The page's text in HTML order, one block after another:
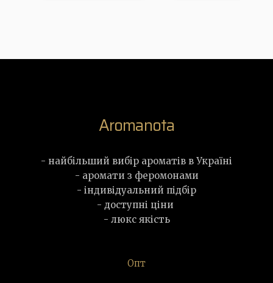
Aromanota
- найбільший вибір ароматів в Україні
- аромати з феромонами
- індивідуальний підбір
- доступні ціни
- люкс якість
Опт